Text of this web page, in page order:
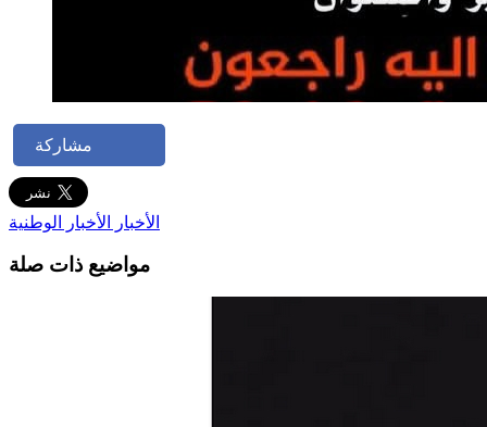
مشاركة
الأخبار الأخبار الوطنية
مواضيع ذات صلة